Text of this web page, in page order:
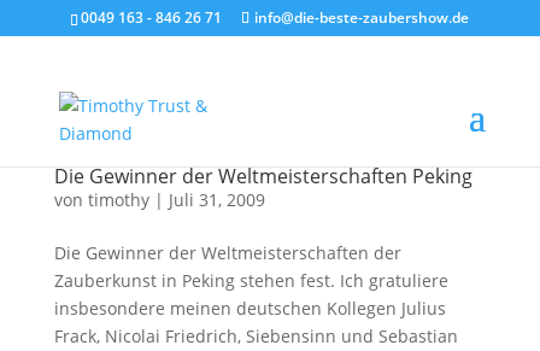
0049 163 - 846 26 71 info@die-beste-zaubershow.de
Die Gewinner der Weltmeisterschaften Peking
von timothy| Juli 31, 2009
Die Gewinner der Weltmeisterschaften der
Zauberkunst in Peking stehen fest. Ich gratuliere
insbesondere meinen deutschen Kollegen Julius
Frack, Nicolai Friedrich, Siebensinn und Sebastian